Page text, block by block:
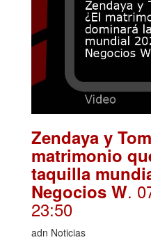
Zendaya y
matrimonio
taquilla
Negocios W.
23:50
adn Noticias